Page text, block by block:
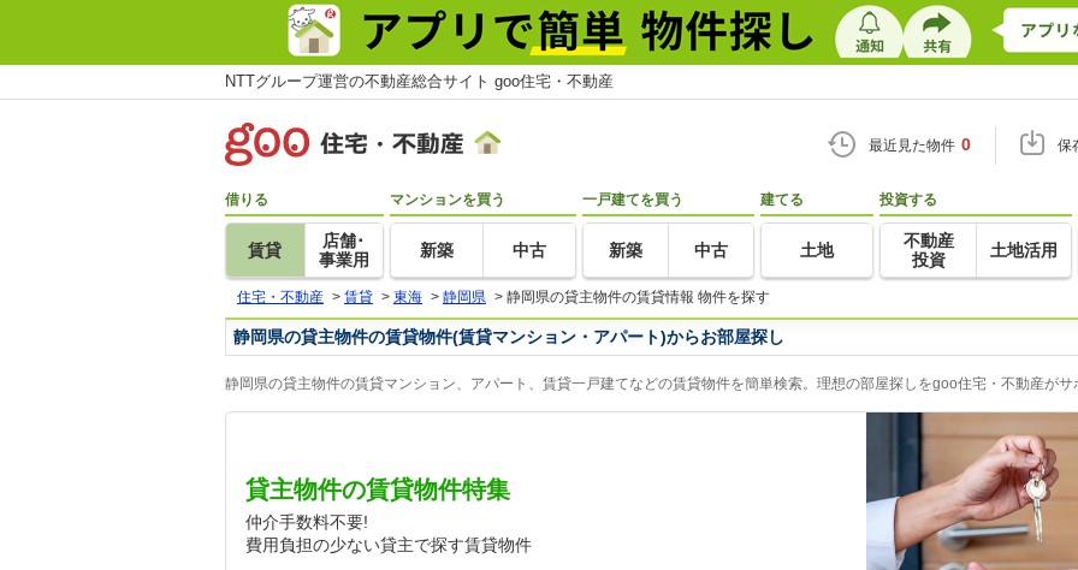
NTTグループ運営の不動産総合サイト goo住宅・不動産
最近見た物件 0 保
借りる
賃貸
店舗･
事業用
マンションを買う
新築 中古
一戸建てを買う
新築 中古
建てる
土地
投資する
不動産
投資
土地活用
住宅・不動産 > 賃貸 > 東海 > 静岡県 > 静岡県の貸主物件の賃貸情報 物件を探す
静岡県の貸主物件の賃貸物件(賃貸マンション・アパート)からお部屋探し
静岡県の貸主物件の賃貸マンション、アパート、賃貸一戸建てなどの賃貸物件を簡単検索。理想の部屋探しをgoo住宅・不動産がサ
貸主物件の賃貸物件特集
仲介手数料不要!
費用負担の少ない貸主で探す賃貸物件